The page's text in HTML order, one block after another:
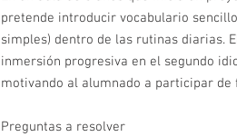
pretende introducir vocabulario
simples) dentro de las rutinas diarias.
inmersión progresiva en el segundo
motivando al alumnado a participar de
Preguntas a resolver